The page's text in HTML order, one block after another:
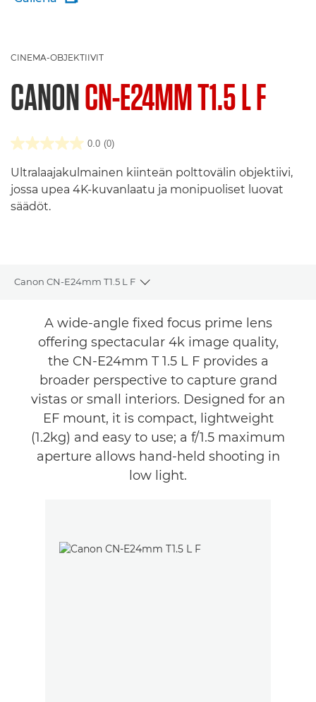
CINEMA-OBJEKTIIVIT
CANONCN-E24MM T1.5 L F
0.0 (0)
Ultralaajakulmainen kiinteän polttovälin objektiivi,
jossa upea 4K-kuvanlaatu ja monipuoliset luovat
säädöt.
Canon CN-E24mm T1.5 L F
Toggle breadcrumbs
YleiskuvausA wide-angle fixed focus prime lens
offering spectacular 4k image quality,
the CN-E24mm T 1.5 L F provides a
broader perspective to capture grand
vistas or small interiors. Designed for an
EF mount, it is compact, lightweight
(1.2kg) and easy to use; a f/1.5 maximum
aperture allows hand-held shooting in
low light.